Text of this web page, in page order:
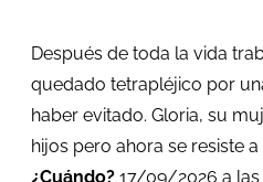
Después de toda la vida
quedado tetrapléjico por
haber evitado. Gloria, su
hijos pero ahora se resiste
¿Cuándo? 17/09/2026 a las